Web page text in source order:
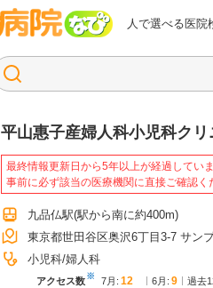
人で選べる医院
病院なび
平山惠子産婦人科小児科クリ
最終情報更新日から5年以上が経過していま
事前に必ず該当の医療機関に直接ご確認く
九品仏駅(駅から南に約400m)
東京都世田谷区奥沢6丁目3-7 サン
小児科 婦人科
アクセス数※ 7月 : 12 6月 : 9 過去